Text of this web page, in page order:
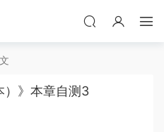
）》本章自测3